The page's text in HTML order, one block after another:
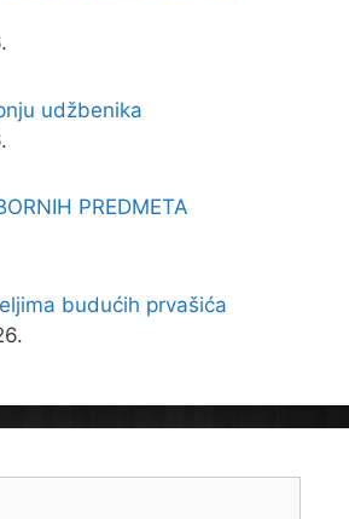
udžbenika
PREDMETA
budućih prvašića